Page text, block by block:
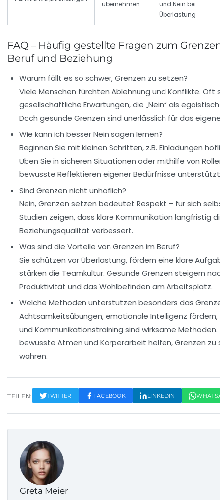
übernehmen
und Nein bei
Überlastung
FAQ – Häufig gestellte Fragen zum
Beruf und Beziehung
Warum fällt es so schwer, Grenzen zu setzen?
Viele Menschen fürchten Ablehnung und Konflikte. Oft
gesellschaftliche Erwartungen, die „Nein“ als
Doch gesunde Grenzen sind unerlässlich für das
Wie kann ich besser Nein sagen lernen?
Beginnen Sie mit kleinen Schritten, z.B. Einladungen
Üben Sie in sicheren Situationen oder mithilfe von
bewusste Reflektieren eigener Bedürfnisse
Sind Grenzen nicht unhöflich?
Nein, Grenzen setzen bedeutet Respekt – für sich
Studien zeigen, dass klare Kommunikation langfristig
Beziehungsqualität verbessert.
Was sind die Vorteile von Grenzen im Beruf?
Sie schützen vor Überlastung, fördern eine klare
stärken die Teamkultur. Gesunde Grenzen steigern
Produktivität und das Wohlbefinden am Arbeitsplatz.
Welche Methoden unterstützen besonders das
Achtsamkeitsübungen, emotionale Intelligenz
und Kommunikationstraining sind wirksame Methoden.
bewusste Atmen und Körperarbeit helfen, Grenzen zu
wahren.
TEILEN: TWITTER FACEBOOK LINKEDIN
Greta Meier